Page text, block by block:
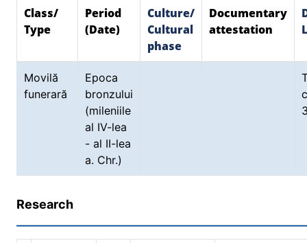
Class/
Type
Period
(Date)
Culture/
Cultural
phase
Documentary
attestation
Movilă
funerară
Epoca
bronzului
(mileniile
al IV-lea
- al II-lea
a. Chr.)
Research